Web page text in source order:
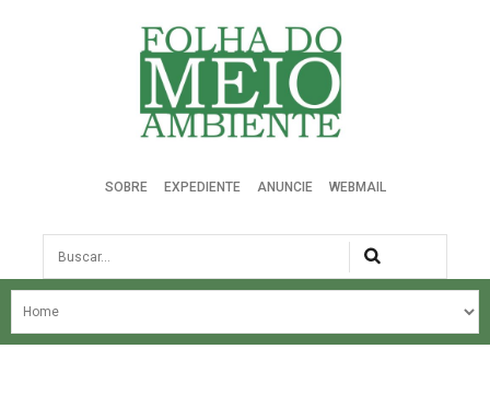
Folha do Meio Ambiente
SOBRE EXPEDIENTE ANUNCIE WEBMAIL
Busca
NOSSA HISTÓRIA